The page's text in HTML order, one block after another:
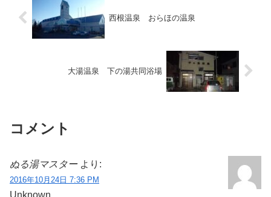
西根温泉 おらほの温泉
大湯温泉 下の湯共同浴場
コメント
ぬる湯マスター より:
2016年10月24日 7:36 PM
Unknown